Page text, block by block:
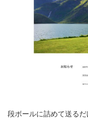
段ボールに詰めて送るだ